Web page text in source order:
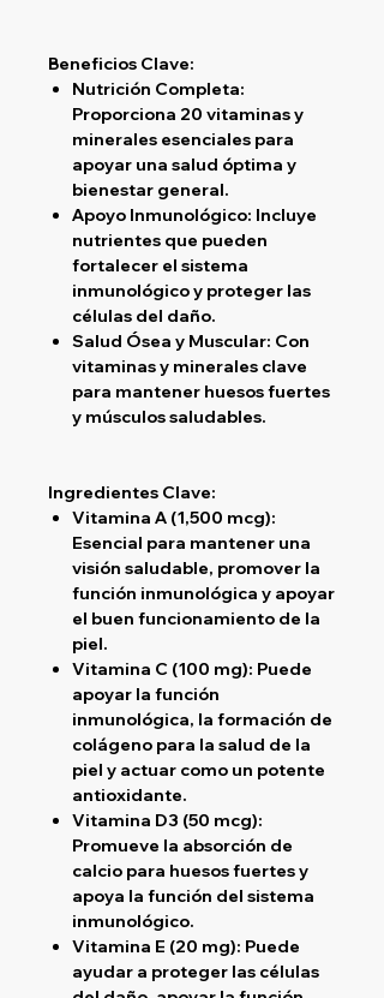
Beneficios Clave:
Nutrición Completa:
Proporciona 20 vitaminas y
minerales esenciales para
apoyar una salud óptima y
bienestar general.
Apoyo Inmunológico: Incluye
nutrientes que pueden
fortalecer el sistema
inmunológico y proteger las
células del daño.
Salud Ósea y Muscular: Con
vitaminas y minerales clave
para mantener huesos fuertes
y músculos saludables.
Ingredientes Clave:
Vitamina A (1,500 mcg):
Esencial para mantener una
visión saludable, promover la
función inmunológica y apoyar
el buen funcionamiento de la
piel.
Vitamina C (100 mg): Puede
apoyar la función
inmunológica, la formación de
colágeno para la salud de la
piel y actuar como un potente
antioxidante.
Vitamina D3 (50 mcg):
Promueve la absorción de
calcio para huesos fuertes y
apoya la función del sistema
inmunológico.
Vitamina E (20 mg): Puede
ayudar a proteger las células